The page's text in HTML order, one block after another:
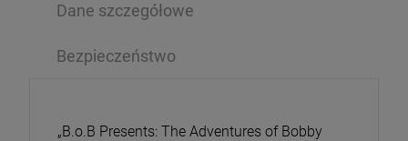
Dane szczegółowe
Bezpieczeństwo
„B.o.B Presents: The Adventures of Bobby